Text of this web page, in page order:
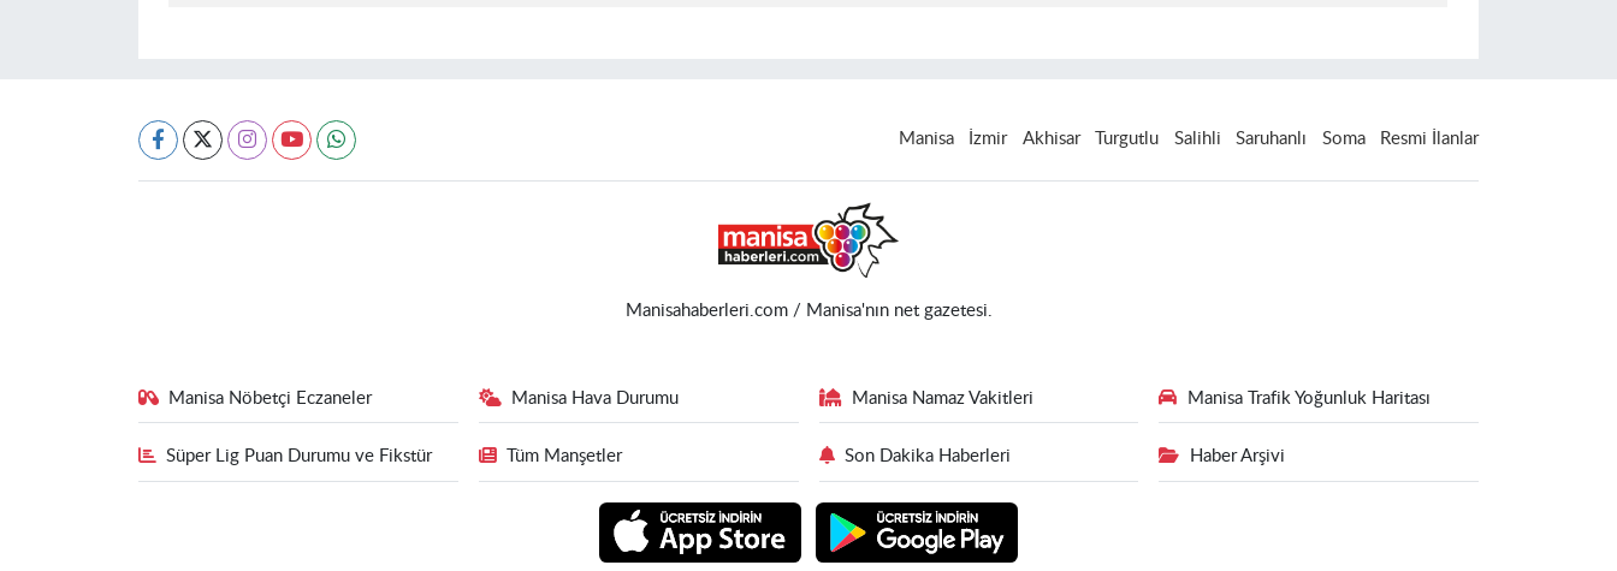
Manisa İzmir Akhisar Turgutlu Salihli Saruhanlı Soma Resmi İlanlar
Manisahaberleri.com / Manisa'nın net gazetesi.
Manisa Nöbetçi Eczaneler Manisa Hava Durumu Manisa Namaz Vakitleri Manisa Trafik Yoğunluk Haritası
Süper Lig Puan Durumu ve Fikstür Tüm Manşetler Son Dakika Haberleri Haber Arşivi